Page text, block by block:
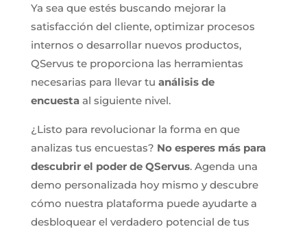
Ya sea que estés buscando mejorar la
satisfacción del cliente, optimizar procesos
internos o desarrollar nuevos productos,
QServus te proporciona las herramientas
necesarias para llevar tu análisis de
encuestaal siguiente nivel.
¿Listo para revolucionar la forma en que
analizas tus encuestas? No esperes más para
descubrir el poder de QServus. Agenda una
demo personalizada hoy mismo y descubre
cómo nuestra plataforma puede ayudarte a
desbloquear el verdadero potencial de tus